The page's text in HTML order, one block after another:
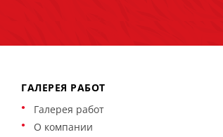
ГАЛЕРЕЯ РАБОТ
Галерея работ
О компании